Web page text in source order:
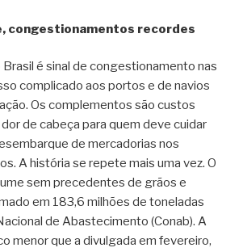
congestionamentos recordes
Brasil é sinal de congestionamento nas
complicado aos portos e de navios
Os complementos são custos
de cabeça para quem deve cuidar
de mercadorias nos
A história se repete mais uma vez. O
sem precedentes de grãos e
em 183,6 milhões de toneladas
de Abastecimento (Conab). A
menor que a divulgada em fevereiro,